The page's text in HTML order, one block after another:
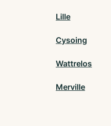
Lille
Cysoing
Wattrelos
Merville